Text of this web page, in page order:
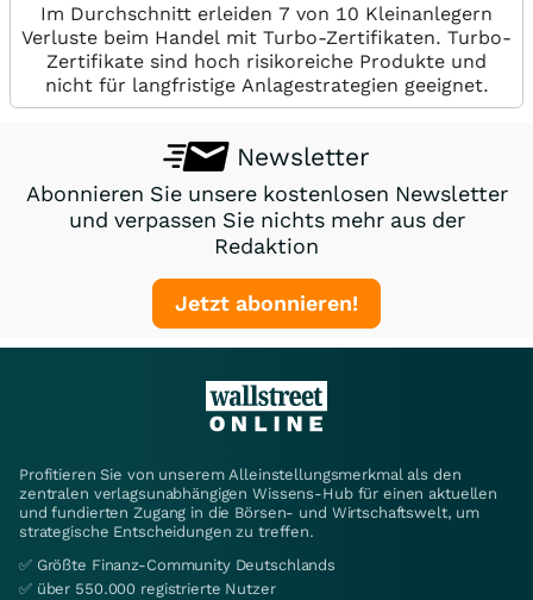
Im Durchschnitt erleiden 7 von 10 Kleinanlegern
Verluste beim Handel mit Turbo-Zertifikaten. Turbo-
Zertifikate sind hoch risikoreiche Produkte und
nicht für langfristige Anlagestrategien geeignet.
Newsletter
Abonnieren Sie unsere kostenlosen Newsletter
und verpassen Sie nichts mehr aus der
Redaktion
Jetzt abonnieren!
Profitieren Sie von unserem Alleinstellungsmerkmal als den
zentralen verlagsunabhängigen Wissens-Hub für einen aktuellen
und fundierten Zugang in die Börsen- und Wirtschaftswelt, um
strategische Entscheidungen zu treffen.
✅ Größte Finanz-Community Deutschlands
✅ über 550.000 registrierte Nutzer